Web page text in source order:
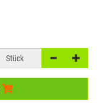
Stück